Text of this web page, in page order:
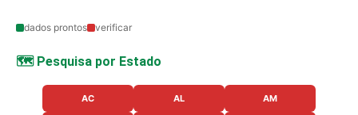
dados prontos verificar
🗺️ Pesquisa por Estado
AC AL AM